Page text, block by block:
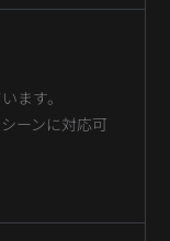
ます。
ーンに対応可